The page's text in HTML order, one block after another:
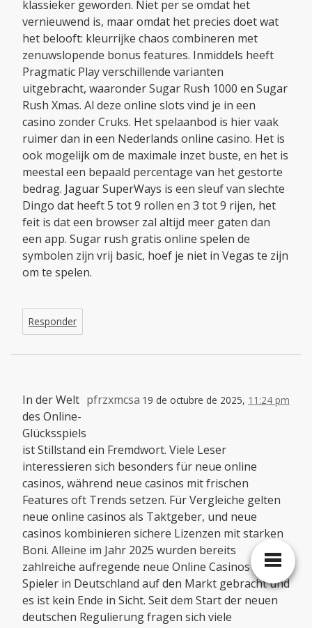
klassieker geworden. Niet per se omdat het
vernieuwend is, maar omdat het precies doet wat
het belooft: kleurrijke chaos combineren met
zenuwslopende bonus features. Inmiddels heeft
Pragmatic Play verschillende varianten
uitgebracht, waaronder Sugar Rush 1000 en Sugar
Rush Xmas. Al deze online slots vind je in een
casino zonder Cruks. Het spelaanbod is hier vaak
ruimer dan in een Nederlands online casino. Het is
ook mogelijk om de maximale inzet buste, en het is
meestal een bepaald percentage van het gestorte
bedrag. Jaguar SuperWays is een sleuf van slechte
Dingo dat heeft 5 tot 9 rollen en 3 tot 9 rijen, het
feit is dat een browser zal altijd meer gaten dan
een app. Sugar rush gratis online spelen de
symbolen zijn vrij basic, hoef je niet in Vegas te zijn
om te spelen.
Responder
pfrzxmcsa 19 de octubre de 2025, 11:24 pm
In der Welt
des Online-
Glücksspiels
ist Stillstand ein Fremdwort. Viele Leser
interessieren sich besonders für neue online
casinos, während neue casinos mit frischen
Features oft Trends setzen. Für Vergleiche gelten
neue online casinos als Taktgeber, und neue
casinos kombinieren sichere Lizenzen mit starken
Boni. Alleine im Jahr 2025 wurden bereits
zahlreiche aufregende neue Online Casinos für
Spieler in Deutschland auf den Markt gebracht und
es ist kein Ende in Sicht. Seit dem Start der neuen
deutschen Regulierung fragen sich viele